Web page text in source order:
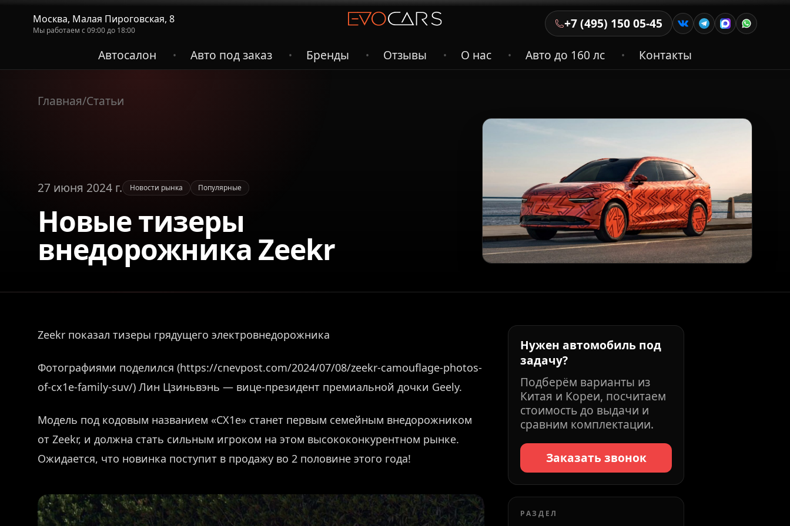
Москва, Малая Пироговская, 8
Мы работаем с 09:00 до 18:00
+7 (495) 150 05-45
Автосалон
• Авто под заказ • Бренды • Отзывы • О нас • Авто до 160 лс • Контакты
Главная/Статьи
27 июня 2024 г. Новости рынка Популярные
Новые тизеры
внедорожника Zeekr
Zeekr показал тизеры грядущего электровнедорожника
Фотографиями поделился (https://cnevpost.com/2024/07/08/zeekr-camouflage-photos-
of-cx1e-family-suv/) Лин Цзиньвэнь — вице-президент премиальной дочки Geely.
Модель под кодовым названием «CX1e» станет первым семейным внедорожником
от Zeekr, и должна стать сильным игроком на этом высококонкурентном рынке.
Ожидается, что новинка поступит в продажу во 2 половине этого года!
Нужен автомобиль под
задачу?
Подберём варианты из
Китая и Кореи, посчитаем
стоимость до выдачи и
сравним комплектации.
Заказать звонок
РАЗДЕЛ